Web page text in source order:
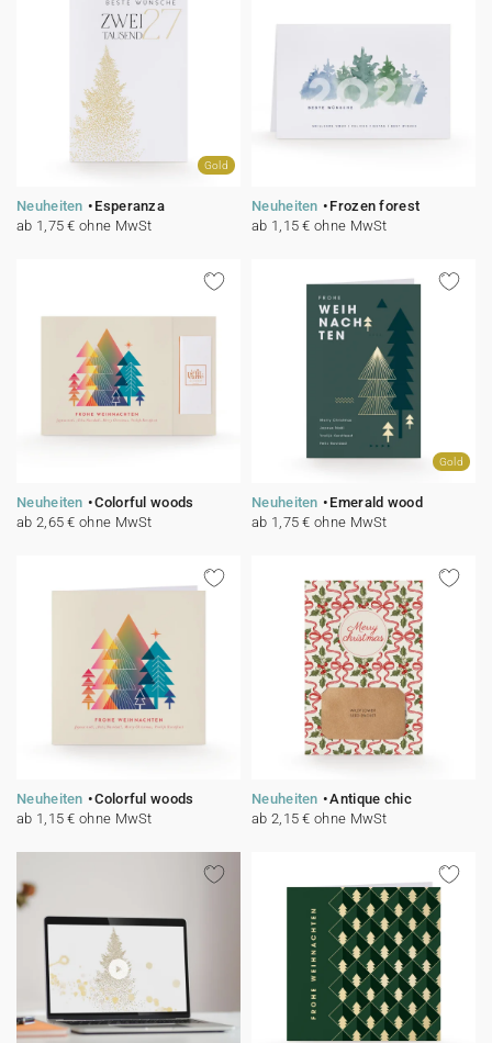
Gold
Neuheiten
Esperanza
ab 1,75 € ohne MwSt
Neuheiten
Frozen forest
ab 1,15 € ohne MwSt
Neuheiten
Colorful woods
ab 2,65 € ohne MwSt
Gold
Neuheiten
Emerald wood
ab 1,75 € ohne MwSt
Neuheiten
Colorful woods
ab 1,15 € ohne MwSt
Neuheiten
Antique chic
ab 2,15 € ohne MwSt